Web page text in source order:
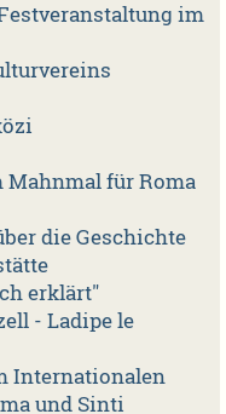
im
Mahnmal für Roma
die Geschichte
erklärt"
- Ladipe le
Internationalen
und Sinti